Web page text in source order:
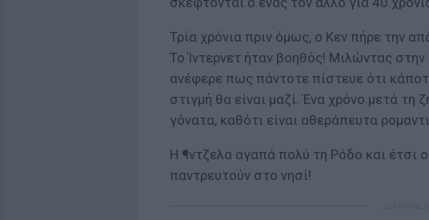
Τρία χρόνια πριν όμως, ο Κεν πήρε την
Το Ίντερνετ ήταν βοηθός! Μιλώντας στην
ανέφερε πως πάντοτε πίστευε ότι
στιγμή θα είναι μαζί. Ένα χρόνο μετά
γόνατα, καθότι είναι αθεράπευτα
Η ¶ντζελα αγαπά πολύ τη Ρόδο και έτσι
παντρευτούν στο νησί!